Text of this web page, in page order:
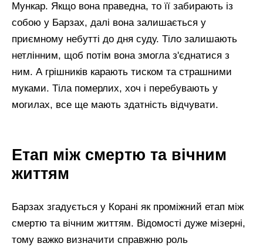
Мункар. Якщо вона праведна, то її забирають із
собою у Барзах, далі вона залишається у
приємному небутті до дня суду. Тіло залишають
нетлінним, щоб потім вона змогла з'єднатися з
ним. А грішників карають тиском та страшними
муками. Тіла померлих, хоч і перебувають у
могилах, все ще мають здатність відчувати.
Етап між смертю та вічним
життям
Барзах згадується у Корані як проміжний етап між
смертю та вічним життям. Відомості дуже мізерні,
тому важко визначити справжню роль